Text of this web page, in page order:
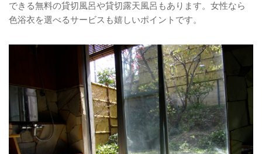
できる無料の貸切風呂や貸切露天風呂もあります。女性なら
色浴衣を選べるサービスも嬉しいポイントです。